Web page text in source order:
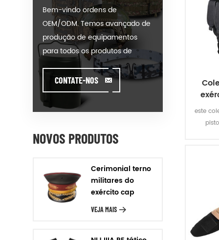
este
Bem-vindo ordens de
OEM/ODM. Temos avançado de
produção de equipamentos
para todos os produtos de
nossas categorias. Poderíamos
colocar seu anuncio em nosso
hot-modelo de venda ou ajudar
você a produzir ordens quando
ajudamos nossos clientes a criar
e desenvolver seus produtos
Criatividade & Inovador pé. Nós
fabricamos os produtos de
nosso cliente, com Garantia de
Qualidade, Entrega Rigor &
CONTATE-NOS
NOVOS PRODUTOS
Cerimonial terno
militares do
exército cap
VEJA MAIS